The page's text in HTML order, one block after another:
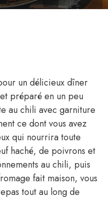
un délicieux dîner
préparé en un peu
au chili avec garniture
ce dont vous avez
qui nourrira toute
haché, de poivrons et
au chili, puis
fait maison, vous
tout au long de